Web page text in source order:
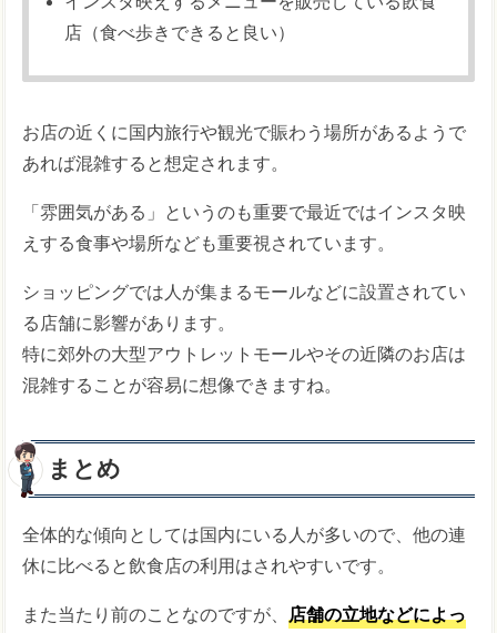
店（食べ歩きできると良い）
お店の近くに国内旅行や観光で賑わう場所があるようで
あれば混雑すると想定されます。
「雰囲気がある」というのも重要で最近ではインスタ映
えする食事や場所なども重要視されています。
ショッピングでは人が集まるモールなどに設置されてい
る店舗に影響があります。
特に郊外の大型アウトレットモールやその近隣のお店は
混雑することが容易に想像できますね。
まとめ
全体的な傾向としては国内にいる人が多いので、他の連
休に比べると飲食店の利用はされやすいです。
また当たり前のことなのですが、
店舗の立地などによっ